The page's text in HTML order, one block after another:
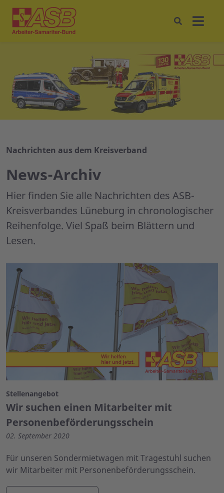
Nachrichten aus dem Kreisverband
News-Archiv
Hier finden Sie alle Nachrichten des ASB-
Kreisverbandes Lüneburg in chronologischer
Reihenfolge. Viel Spaß beim Blättern und
Lesen.
Stellenangebot
Wir suchen einen Mitarbeiter mit
Personenbeförderungsschein
02. September 2020
Für unseren Sondermietwagen mit Tragestuhl suchen
wir Mitarbeiter mit Personenbeförderungsschein.